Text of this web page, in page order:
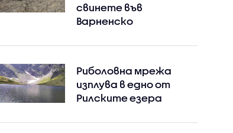
свинете във
Варненско
Риболовна мрежа
изплува в едно от
Рилските езера